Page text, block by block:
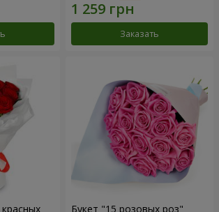
Заказать
Букет "15 розовых роз"